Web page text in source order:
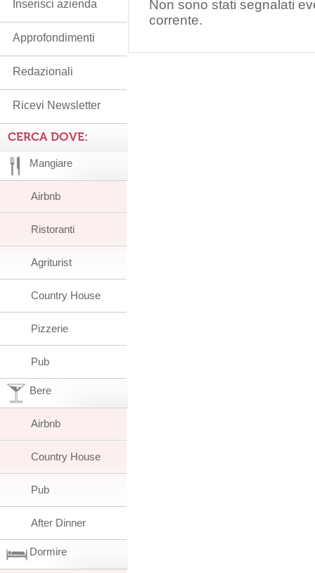
Non sono stati segnalati
corrente.
Inserisci azienda
Approfondimenti
Redazionali
Ricevi Newsletter
CERCA DOVE:
Mangiare
Airbnb
Ristoranti
Agriturist
Country House
Pizzerie
Pub
Bere
Airbnb
Country House
Pub
After Dinner
Dormire